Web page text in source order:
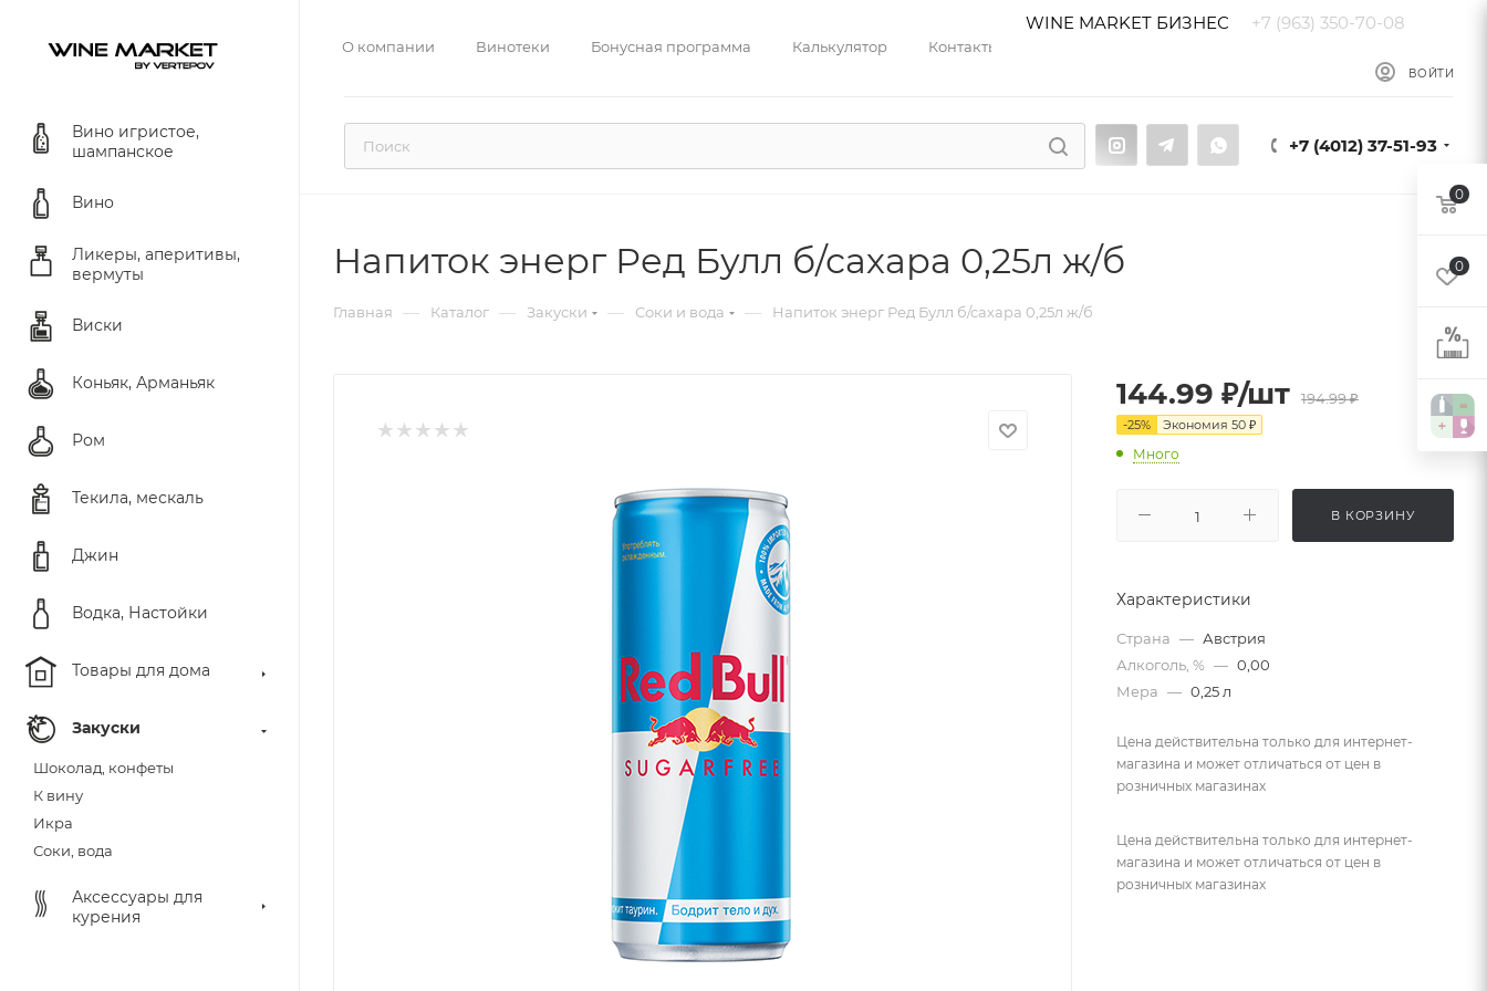
О компании Винотеки Бонусная программа Калькулятор Контакты
WINE MARKET БИЗНЕС +7 (963) 350-70-08
ВОЙТИ
+7 (4012) 37-51-93
Вино игристое,
шампанское
Вино
Ликеры, аперитивы,
вермуты
Виски
Коньяк, Арманьяк
Ром
Текила, мескаль
Джин
Водка, Настойки
Товары для дома
Закуски
Шоколад, конфеты
К вину
Икра
Соки, вода
Аксессуары для
курения
Напиток энерг Ред Булл б/сахара 0,25л ж/б
Главная — Каталог — Закуски — Соки и вода — Напиток энерг Ред Булл б/сахара 0,25л ж/б
144.99 ₽/шт 194.99₽
-25% Экономия 50 ₽
Много
В КОРЗИНУ
Характеристики
Страна — Австрия
Алкоголь, % — 0,00
Мера — 0,25 л
Цена действительна только для интернет-
магазина и может отличаться от цен в
розничных магазинах
Цена действительна только для интернет-
магазина и может отличаться от цен в
розничных магазинах
0
0